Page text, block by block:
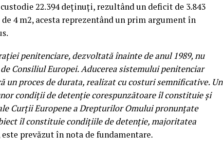
22.394 deţinuţi, rezultând un deficit de 3.843
4 m2, acesta reprezentând un prim argument în
penitenciare, dezvoltată înainte de anul 1989, nu
Consiliul Europei. Aducerea sistemului penitenciar
un proces de durata, realizat cu costuri semnificative. Un
condiţii de detenţie corespunzătoare îl constituie şi
Curţii Europene a Drepturilor Omului pronunţate
îl constituie condiţiile de detenţie, majoritatea
este prevăzut în nota de fundamentare.